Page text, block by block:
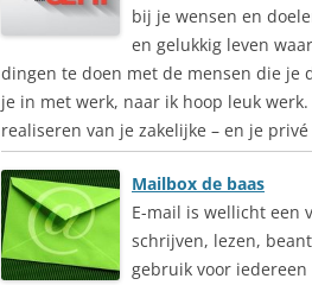
bij je wensen en
en gelukkig leven
dingen te doen met de mensen die je
je in met werk, naar ik hoop leuk
realiseren van je zakelijke – en je
Mailbox de baas
E-mail is wellicht een
schrijven, lezen,
gebruik voor